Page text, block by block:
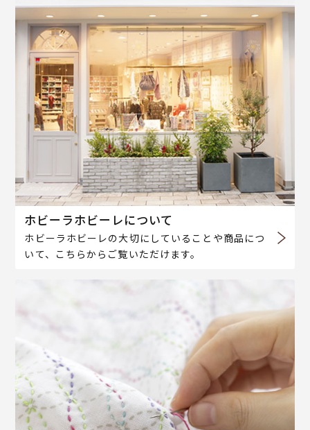
ホビーラホビーレについて
ホビーラホビーレの大切にしていることや商品につ
いて、こちらからご覧いただけます。